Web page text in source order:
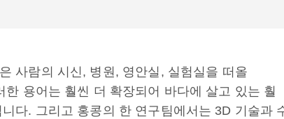
사람의 시신, 병원, 영안실, 실험실을 떠올
용어는 훨씬 더 확장되어 바다에 살고 있는 훨
다. 그리고 홍콩의 한 연구팀에서는 3D 기술과